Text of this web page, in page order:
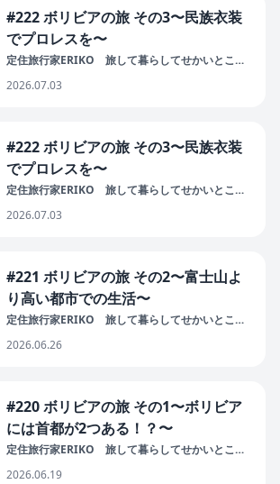
#222 ボリビアの旅 その3〜民族衣装
でプロレスを〜
定住旅行家ERIKO 旅して暮らしてせかいとこと
2026.07.03
#222 ボリビアの旅 その3〜民族衣装
でプロレスを〜
定住旅行家ERIKO 旅して暮らしてせかいとこと
2026.07.03
#221 ボリビアの旅 その2〜富士山よ
り高い都市での生活〜
定住旅行家ERIKO 旅して暮らしてせかいとこと
2026.06.26
#220 ボリビアの旅 その1〜ボリビア
には首都が2つある！？〜
定住旅行家ERIKO 旅して暮らしてせかいとこと
2026.06.19